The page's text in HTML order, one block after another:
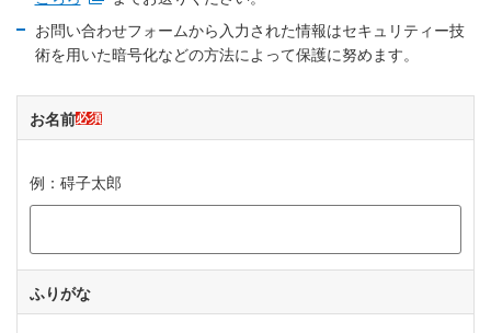
新規ウィンドウを開きます
お問い合わせフォームから入力された情報はセキュリティー技
術を用いた暗号化などの方法によって保護に努めます。
お名前必須
例：碍子太郎
ふりがな